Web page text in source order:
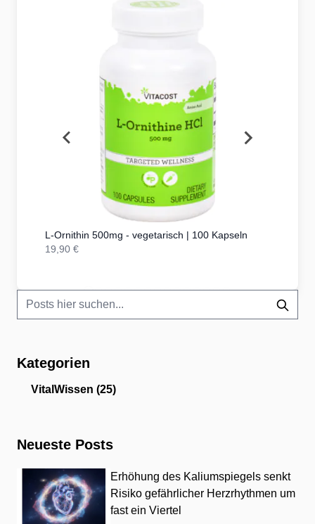
Ornithin 500mg - vegetarisch | 100 Kapseln
Kategorien
VitalWissen (25)
Neueste Posts
Erhöhung des Kaliumspiegels senkt
Risiko gefährlicher Herzrhythmen um
fast ein Viertel